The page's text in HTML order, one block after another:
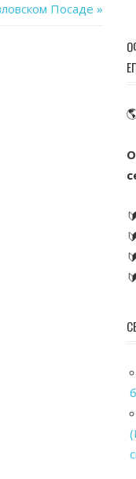
Посаде
🔰
🔰
🔰
🔰